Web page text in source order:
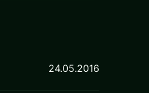
24.05.2016